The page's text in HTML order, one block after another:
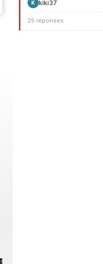
K kiki37
25 réponses